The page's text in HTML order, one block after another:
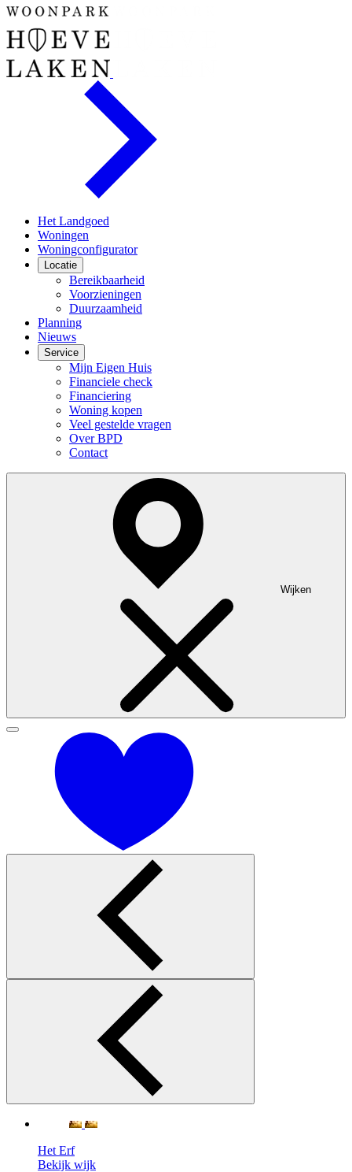
Het Landgoed
Woningen
Woningconfigurator
Locatie
Bereikbaarheid
Voorzieningen
Duurzaamheid
Planning
Nieuws
Service
Mijn Eigen Huis
Financiele check
Financiering
Woning kopen
Veel gestelde vragen
Over BPD
Contact
Wijken
Het Erf
Bekijk wijk